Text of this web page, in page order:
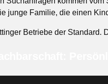
junge Familie, die einen
Betriebe der